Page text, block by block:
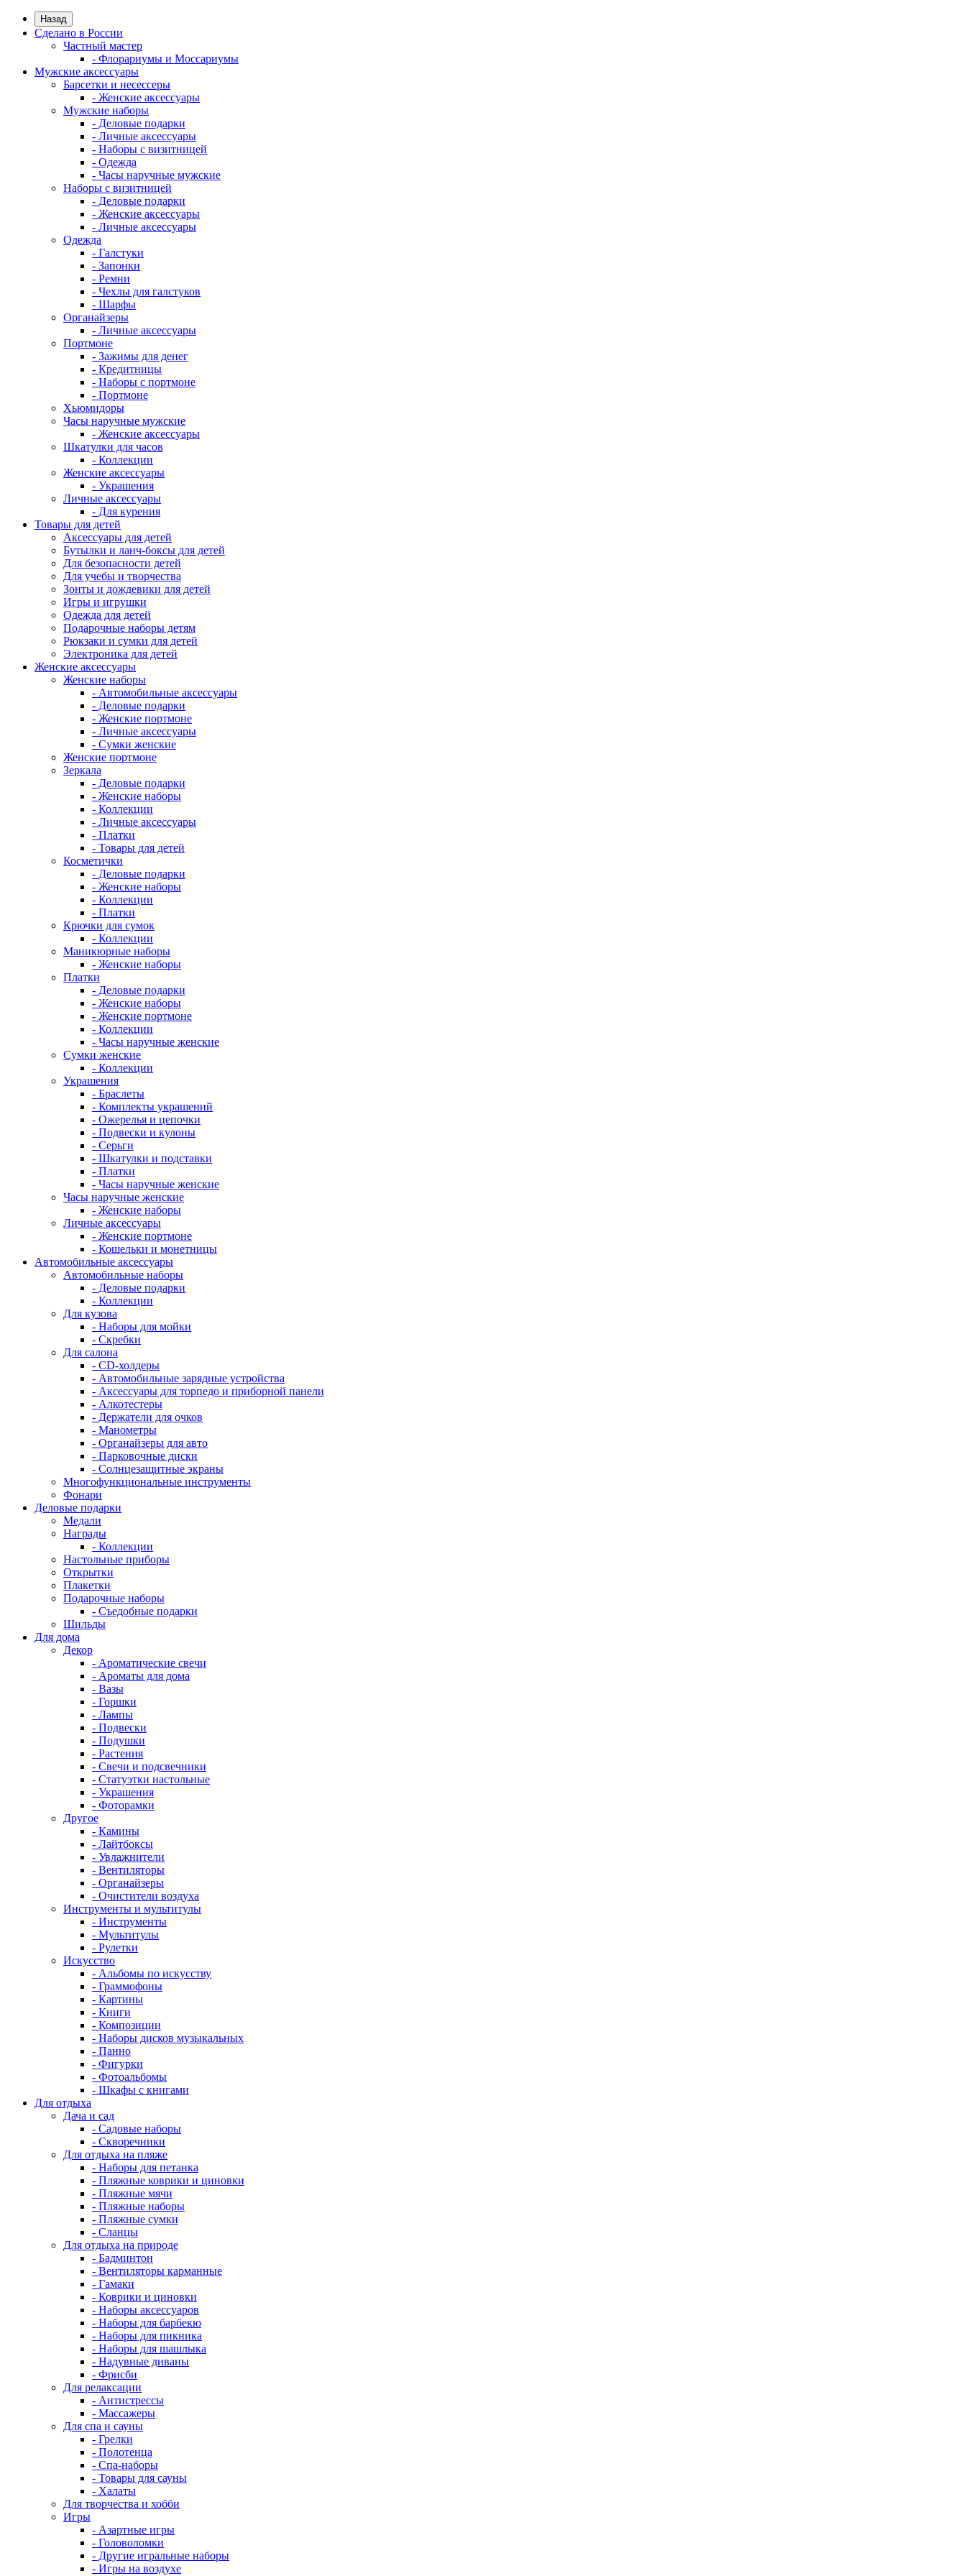
Назад
Сделано в России
Частный мастер
- Флорариумы и Моссариумы
Мужские аксессуары
Барсетки и несессеры
- Женские аксессуары
Мужские наборы
- Деловые подарки
- Личные аксессуары
- Наборы с визитницей
- Одежда
- Часы наручные мужские
Наборы с визитницей
- Деловые подарки
- Женские аксессуары
- Личные аксессуары
Одежда
- Галстуки
- Запонки
- Ремни
- Чехлы для галстуков
- Шарфы
Органайзеры
- Личные аксессуары
Портмоне
- Зажимы для денег
- Кредитницы
- Наборы с портмоне
- Портмоне
Хьюмидоры
Часы наручные мужские
- Женские аксессуары
Шкатулки для часов
- Коллекции
Женские аксессуары
- Украшения
Личные аксессуары
- Для курения
Товары для детей
Аксессуары для детей
Бутылки и ланч-боксы для детей
Для безопасности детей
Для учебы и творчества
Зонты и дождевики для детей
Игры и игрушки
Одежда для детей
Подарочные наборы детям
Рюкзаки и сумки для детей
Электроника для детей
Женские аксессуары
Женские наборы
- Автомобильные аксессуары
- Деловые подарки
- Женские портмоне
- Личные аксессуары
- Сумки женские
Женские портмоне
Зеркала
- Деловые подарки
- Женские наборы
- Коллекции
- Личные аксессуары
- Платки
- Товары для детей
Косметички
- Деловые подарки
- Женские наборы
- Коллекции
- Платки
Крючки для сумок
- Коллекции
Маникюрные наборы
- Женские наборы
Платки
- Деловые подарки
- Женские наборы
- Женские портмоне
- Коллекции
- Часы наручные женские
Сумки женские
- Коллекции
Украшения
- Браслеты
- Комплекты украшений
- Ожерелья и цепочки
- Подвески и кулоны
- Серьги
- Шкатулки и подставки
- Платки
- Часы наручные женские
Часы наручные женские
- Женские наборы
Личные аксессуары
- Женские портмоне
- Кошельки и монетницы
Автомобильные аксессуары
Автомобильные наборы
- Деловые подарки
- Коллекции
Для кузова
- Наборы для мойки
- Скребки
Для салона
- CD-холдеры
- Автомобильные зарядные устройства
- Аксессуары для торпедо и приборной панели
- Алкотестеры
- Держатели для очков
- Манометры
- Органайзеры для авто
- Парковочные диски
- Солнцезащитные экраны
Многофункциональные инструменты
Фонари
Деловые подарки
Медали
Награды
- Коллекции
Настольные приборы
Открытки
Плакетки
Подарочные наборы
- Съедобные подарки
Шильды
Для дома
Декор
- Ароматические свечи
- Ароматы для дома
- Вазы
- Горшки
- Лампы
- Подвески
- Подушки
- Растения
- Свечи и подсвечники
- Статуэтки настольные
- Украшения
- Фоторамки
Другое
- Камины
- Лайтбоксы
- Увлажнители
- Вентиляторы
- Органайзеры
- Очистители воздуха
Инструменты и мультитулы
- Инструменты
- Мультитулы
- Рулетки
Искусство
- Альбомы по искусству
- Граммофоны
- Картины
- Книги
- Композиции
- Наборы дисков музыкальных
- Панно
- Фигурки
- Фотоальбомы
- Шкафы с книгами
Для отдыха
Дача и сад
- Садовые наборы
- Скворечники
Для отдыха на пляже
- Наборы для петанка
- Пляжные коврики и циновки
- Пляжные мячи
- Пляжные наборы
- Пляжные сумки
- Сланцы
Для отдыха на природе
- Бадминтон
- Вентиляторы карманные
- Гамаки
- Коврики и циновки
- Наборы аксессуаров
- Наборы для барбекю
- Наборы для пикника
- Наборы для шашлыка
- Надувные диваны
- Фрисби
Для релаксации
- Антистрессы
- Массажеры
Для спа и сауны
- Грелки
- Полотенца
- Спа-наборы
- Товары для сауны
- Халаты
Для творчества и хобби
Игры
- Азартные игры
- Головоломки
- Другие игральные наборы
- Игры на воздухе